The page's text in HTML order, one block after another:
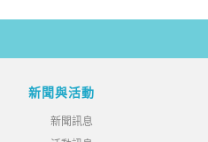
新聞與活動
新聞訊息